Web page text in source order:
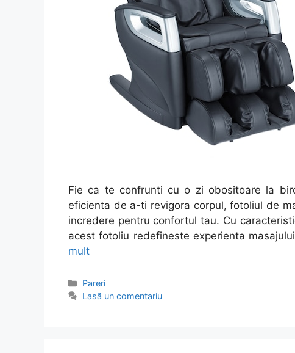
Fie ca te confrunti cu o zi obositoare la
eficienta de a-ti revigora corpul, fotoliul de
incredere pentru confortul tau. Cu
acest fotoliu redefineste experienta
mult
Categorii
Pareri
Lasă un comentariu